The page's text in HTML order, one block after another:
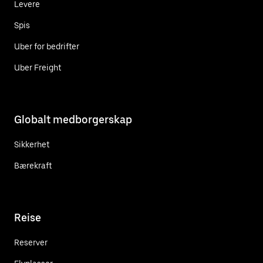
Levere
Spis
Uber for bedrifter
Uber Freight
Globalt medborgerskap
Sikkerhet
Bærekraft
Reise
Reserver